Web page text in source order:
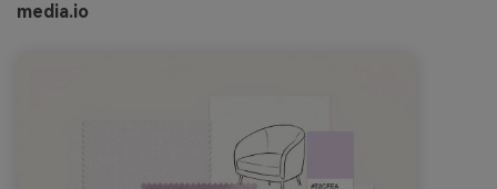
media.io